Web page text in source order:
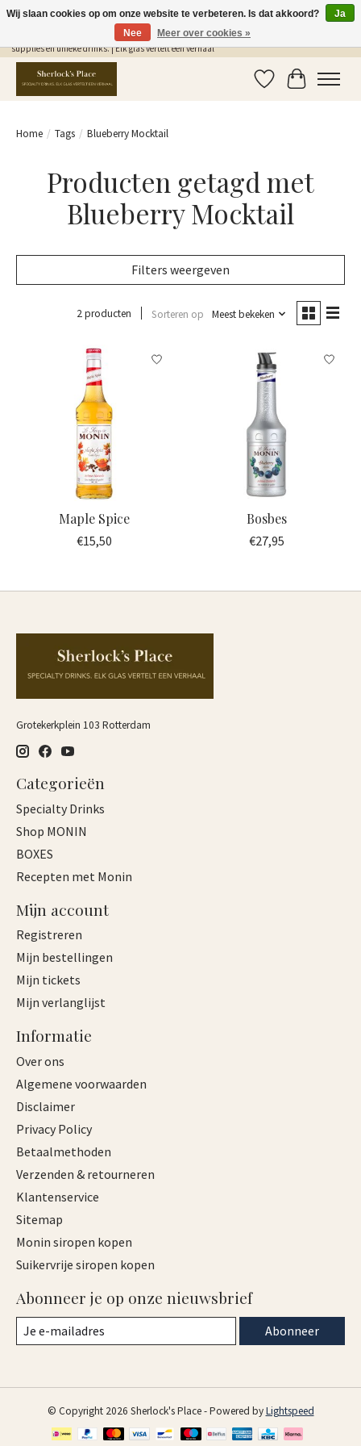
Gratis Verzending in NL vanaf €75,- | Sherlocks Place: dé plek voor MONIN siropen, bar
supplies en unieke drinks. | Elk glas vertelt een verhaal
Verlanglijst
Home / Tags / Blueberry Mocktail
Producten getagd met
Blueberry Mocktail
Filters weergeven
2 producten Sorteren op Meest bekeken
Maple Spice
€15,50
Bosbes
€27,95
Grotekerkplein 103 Rotterdam
Categorieën
Specialty Drinks
Shop MONIN
BOXES
Recepten met Monin
Mijn account
Registreren
Mijn bestellingen
Mijn tickets
Mijn verlanglijst
Informatie
Over ons
Algemene voorwaarden
Disclaimer
Privacy Policy
Betaalmethoden
Verzenden & retourneren
Klantenservice
Sitemap
Monin siropen kopen
Suikervrije siropen kopen
Abonneer je op onze nieuwsbrief
Abonneer
© Copyright 2026 Sherlock's Place - Powered byLightspeed
Wij slaan cookies op om onze website te verbeteren. Is dat akkoord?
Ja
Nee
Meer over cookies »